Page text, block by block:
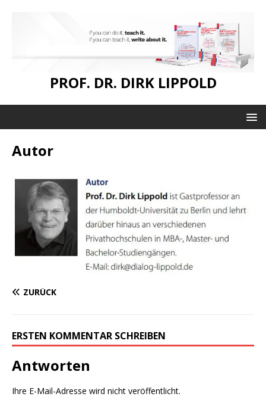
PROF. DR. DIRK LIPPOLD
Autor
ZURÜCK
ERSTEN KOMMENTAR SCHREIBEN
Antworten
Ihre E-Mail-Adresse wird nicht veröffentlicht.